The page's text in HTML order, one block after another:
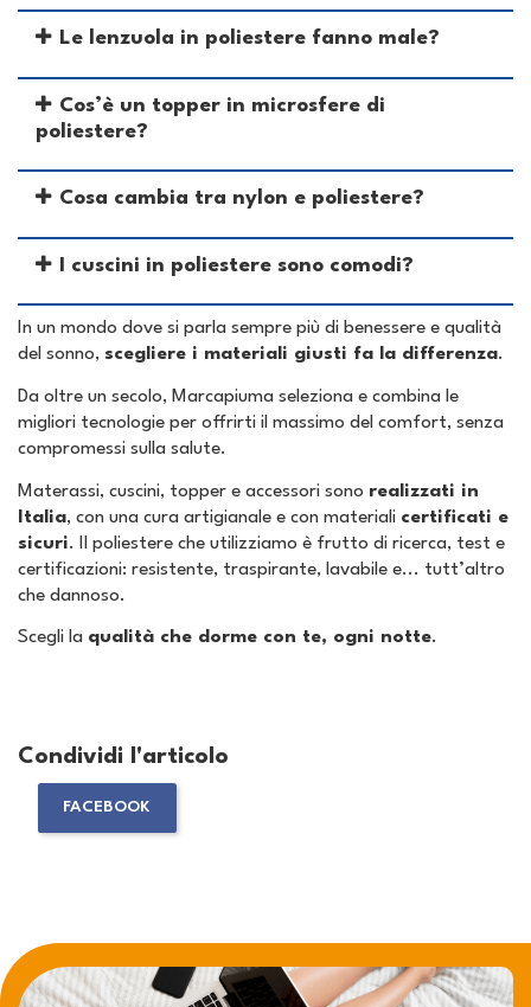
Le lenzuola in poliestere fanno male?
Cos’è un topper in microsfere di
poliestere?
Cosa cambia tra nylon e poliestere?
I cuscini in poliestere sono comodi?
In un mondo dove si parla sempre più di benessere e qualità
del sonno, scegliere i materiali giusti fa la differenza.
Da oltre un secolo, Marcapiuma seleziona e combina le
migliori tecnologie per offrirti il massimo del comfort, senza
compromessi sulla salute.
Materassi, cuscini, topper e accessori sono realizzati in
Italia, con una cura artigianale e con materiali certificati e
sicuri. Il poliestere che utilizziamo è frutto di ricerca, test e
certificazioni: resistente, traspirante, lavabile e... tutt’altro
che dannoso.
Scegli la qualità che dorme con te, ogni notte.
Condividi l'articolo
FACEBOOK